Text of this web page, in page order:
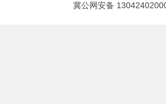
冀公网安备